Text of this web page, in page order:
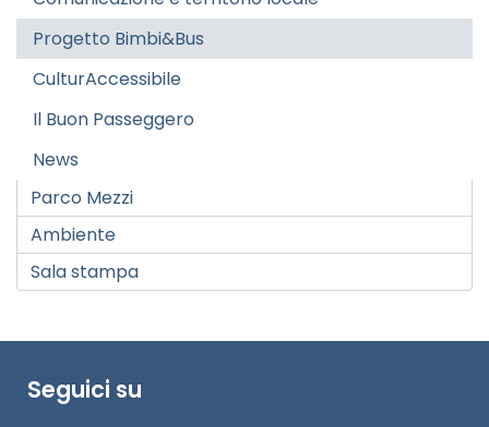
Progetto Bimbi&Bus
CulturAccessibile
Il Buon Passeggero
News
Parco Mezzi
Ambiente
Sala stampa
Seguici su